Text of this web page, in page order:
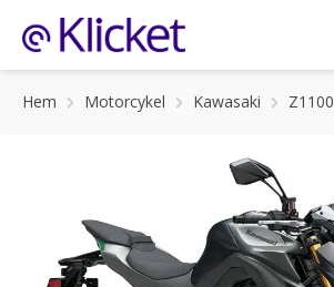
Hem Motorcykel Kawasaki Z1100